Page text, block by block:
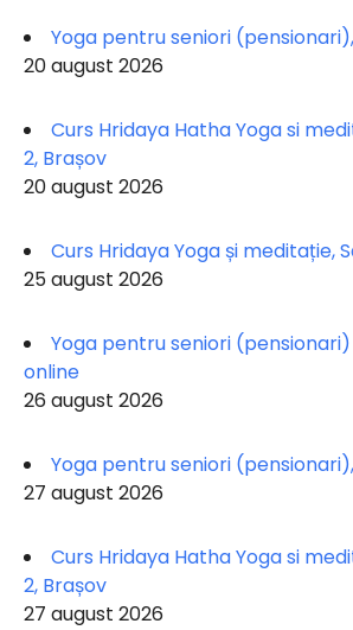
Yoga pentru seniori
20 august 2026
Curs Hridaya Hatha Yoga si
2, Brașov
20 august 2026
Curs Hridaya Yoga și meditație,
25 august 2026
Yoga pentru seniori
online
26 august 2026
Yoga pentru seniori
27 august 2026
Curs Hridaya Hatha Yoga si
2, Brașov
27 august 2026